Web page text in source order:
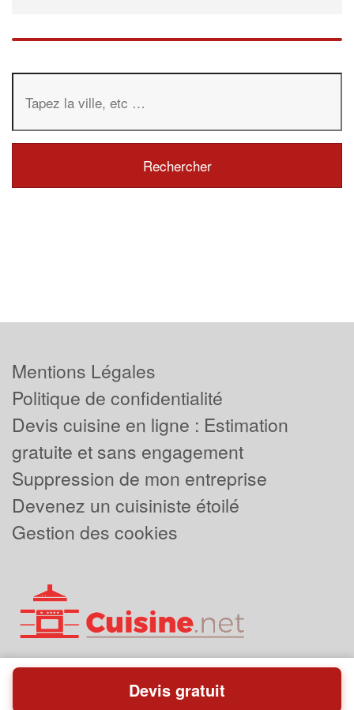
Mentions Légales
Politique de confidentialité
Devis cuisine en ligne : Estimation
gratuite et sans engagement
Suppression de mon entreprise
Devenez un cuisiniste étoilé
Gestion des cookies
Powered byPlus que pro
Devis gratuit